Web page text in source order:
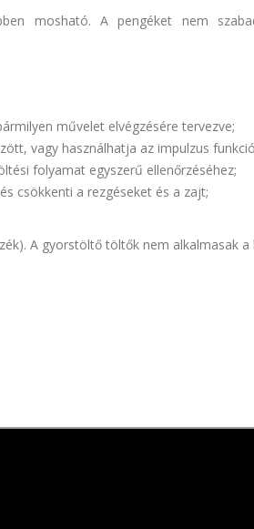
mosható. A pengéket nem
művelet elvégzésére tervezve;
vagy használhatja az impulzus
folyamat egyszerű ellenőrzéséhez;
csökkenti a rezgéseket és a zajt;
A gyorstöltő töltők nem alkalmasak a